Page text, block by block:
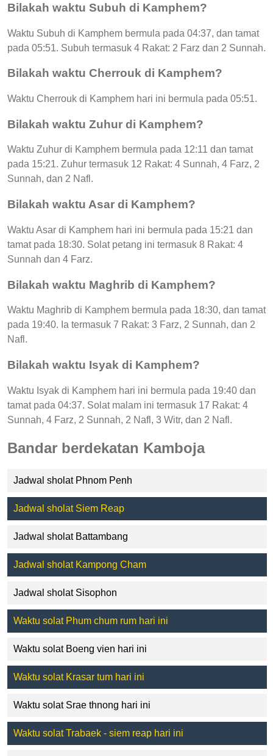
Bilakah waktu Subuh di Kamphem?
Waktu Subuh di Kamphem bermula pada 04:37, dan tamat
pada 05:51. Subuh termasuk 4 Rakat: 2 Farz dan 2 Sunnah.
Bilakah waktu Cherrouk di Kamphem?
Waktu Cherrouk di Kamphem hari ini bermula pada 05:51.
Bilakah waktu Zuhur di Kamphem?
Waktu Zuhur di Kamphem bermula pada 12:11 dan tamat
pada 15:21. Zuhur termasuk 12 Rakat: 4 Sunnah, 4 Farz, 2
Sunnah, dan 2 Nafl.
Bilakah waktu Asar di Kamphem?
Waktu Asar di Kamphem hari ini bermula pada 15:21 dan
tamat pada 18:30. Solat petang ini termasuk 8 Rakat: 4
Sunnah dan 4 Farz.
Bilakah waktu Maghrib di Kamphem?
Waktu Maghrib di Kamphem bermula pada 18:30, dan tamat
pada 19:40. Ia termasuk 7 Rakat: 3 Farz, 2 Sunnah, dan 2
Nafl.
Bilakah waktu Isyak di Kamphem?
Waktu Isyak di Kamphem hari ini bermula pada 19:40 dan
tamat pada 04:37. Solat malam ini termasuk 17 Rakat: 4
Sunnah, 4 Farz, 2 Sunnah, 2 Nafl, 3 Witr, dan 2 Nafl.
Bandar berdekatan Kamboja
Jadwal sholat Phnom Penh
Jadwal sholat Siem Reap
Jadwal sholat Battambang
Jadwal sholat Kampong Cham
Jadwal sholat Sisophon
Waktu solat Phum chum rum hari ini
Waktu solat Boeng vien hari ini
Waktu solat Krasar tum hari ini
Waktu solat Srae thnong hari ini
Waktu solat Trabaek - siem reap hari ini